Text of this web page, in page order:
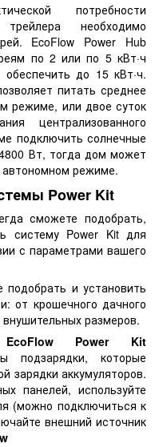
потребности
необходимо
EcoFlow Power Hub
по 2 или по 5 кВт·ч
до 15 кВт·ч.
питать среднее
режиме, или двое суток
централизованного
подключить солнечные
Вт, тогда дом может
автономном режиме.
Power Kit
сможете подобрать,
систему Power Kit для
с параметрами вашего
и установить
от крошечного дачного
размеров.
EcoFlow Power Kit
подзарядки, которые
зарядки аккумуляторов.
панелей, используйте
(можно подключиться к
внешний источник